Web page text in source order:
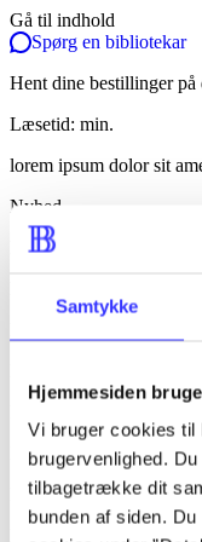
Samtykke
Hjemmesiden
Vi bruger cookies
brugervenlighed.
tilbagetrække dit
bunden af siden.
Gå til indhold
Spørg en bibliotekar
Hent dine bestillinger
Læsetid: min.
lorem ipsum dolor sit
Nyhed
lorem ipsum dolor sit
lorem ipsum dolor sit
lorem ipsum dolor sit
lorem ipsum dolor sit